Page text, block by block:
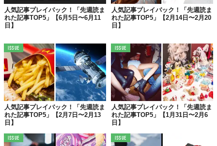
もっと詳しく＞＞＞
✨【第2位】✨
世界初！？70年以上前のディズニー
「性教育アニメ」
人気記事プレイバック！「先週読ま
れた記事TOP5」【6月5日〜6月11
日】
人気記事プレイバック！「先週読ま
れた記事TOP5」【2月14日〜2月20
日】
ISSUE
人気記事プレイバック！「先週読ま
れた記事TOP5」【2月7日〜2月13
日】
ISSUE
人気記事プレイバック！「先週読ま
れた記事TOP5」【1月31日〜2月6
日】
ISSUE ISSUE